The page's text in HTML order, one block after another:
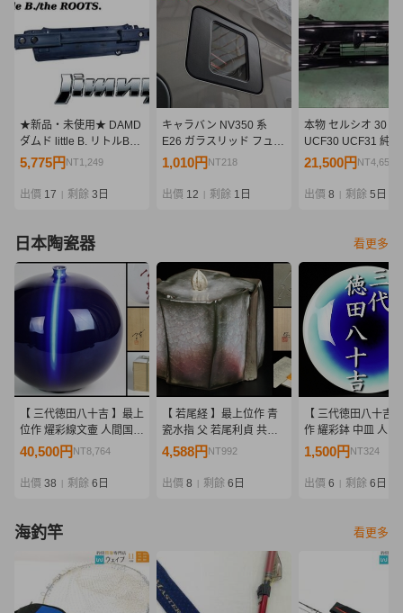
★新品・未使用★ DAMD
ダムド little B. リトルB
the ROOTS.ザ・ルーツ
パー 外装 エアロ 即納
5,775円 NT1,249
出價 17 剩餘 3日
キャラバン NV350 系
E26 ガラスリッド フュー
エル リッドカバー 給油口
透明 蓋 ふた スケルトン
1,010円 NT218
出價 12 剩餘 1日
本物 セルシオ 30 後
UCF30 UCF31 純
ションフロント バ
スポイラー エアロ
21,500円 NT4,652
出價 8 剩餘 5日
日本陶瓷器 看更多
【 三代徳田八十吉 】最上
位作 燿彩線文壷 人間国宝
共箱 保証
40,500円 NT8,764
出價 38 剩餘 6日
【 若尾経 】最上位作 青
瓷水指 父 若尾利貞 共箱
保証
4,588円 NT992
出價 8 剩餘 6日
【 三代徳田八十吉
作 耀彩鉢 中皿 人間
保証
1,500円 NT324
出價 6 剩餘 6日
海釣竿 看更多